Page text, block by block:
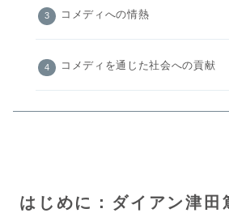
コメディへの情熱
コメディを通じた社会への貢献
はじめに：ダイアン津田